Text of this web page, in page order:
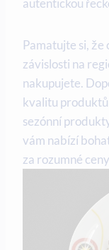
autentickou
Pamatujte si,
závislosti na
nakupujete.
kvalitu
sezónní
vám nabízí
za rozumné